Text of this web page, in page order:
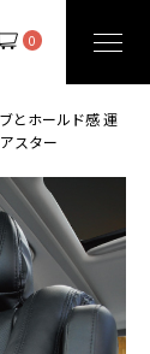
0
とホールド感 運
スター